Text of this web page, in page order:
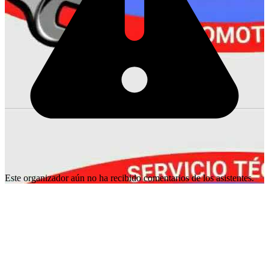
Este organizador aún no ha recibido comentarios de los asistentes.